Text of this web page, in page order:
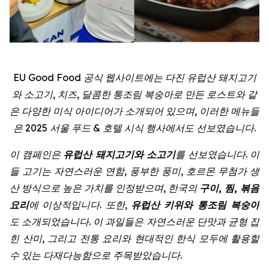
EU Good Food 공식 웹사이트에는 다진 유럽산 돼지고기
와 소고기, 치즈, 달콤한 통조림 복숭아로 만든 로스트와 같
은 다양한 미식 아이디어가 소개되어 있으며, 이러한 메뉴들
은 2025 서울 푸드 & 호텔 시식 행사에서도 선보였습니다.
이 캠페인은 유럽산 돼지고기와 소고기를 선보였습니다. 이
들 고기는 자연스러운 연함, 풍부한 풍미, 호르몬 무첨가 생
산 방식으로 높은 가치를 인정받으며, 한국의 구이, 찜, 볶음
요리에 이상적입니다. 또한, 유럽산 키위와 통조림 복숭아
도 소개되었습니다. 이 과일들은 자연스러운 단맛과 균형 잡
힌 산미, 그리고 전통 요리와 현대적인 한식 모두에 활용할
수 있는 다재다능함으로 주목받았습니다.